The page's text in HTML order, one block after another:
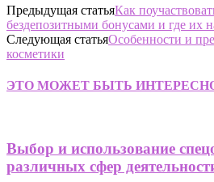
Предыдущая статьяКак
бездепозитными бонусами и где их
Следующая статьяОсобенности и
косметики
ЭТО МОЖЕТ БЫТЬ
Выбор и использование
различных сфер